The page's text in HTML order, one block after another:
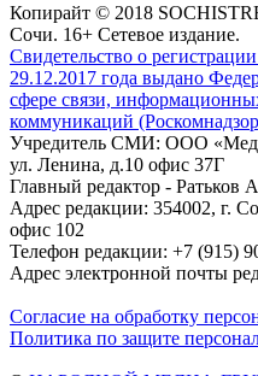
Копирайт © 2018
Сочи. 16+ Сетевое издание.
Свидетельство о
29.12.2017 года выдано
сфере связи,
коммуникаций
Учредитель СМИ: ООО
ул. Ленина, д.10 офис 37Г
Главный редактор - Ратьков
Адрес редакции: 354002, г.
офис 102
Телефон редакции: +7 (915)
Адрес электронной почты
Согласие на обработку
Политика по защите